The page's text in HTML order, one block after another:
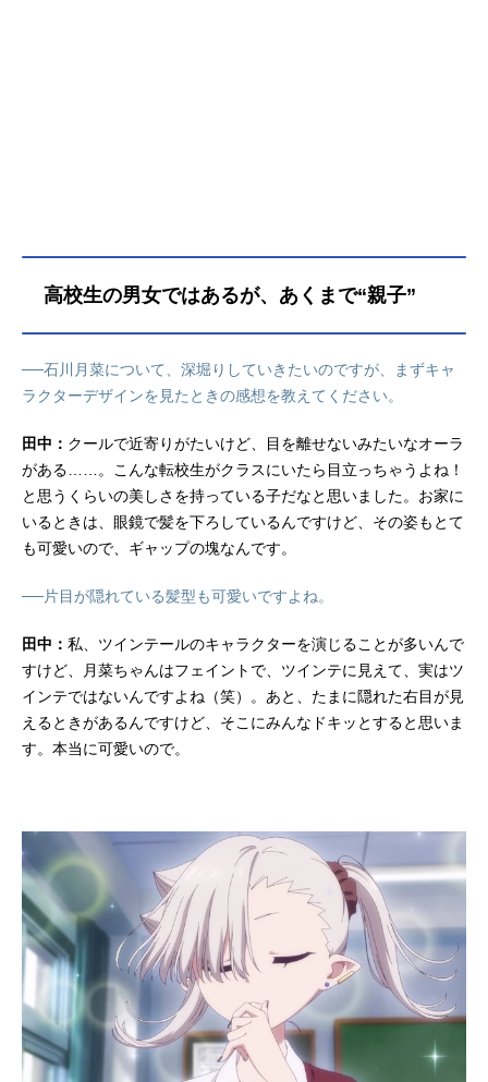
高校生の男女ではあるが、あくまで“親子”
──石川月菜について、深堀りしていきたいのですが、まずキャ
ラクターデザインを見たときの感想を教えてください。
田中： クールで近寄りがたいけど、目を離せないみたいなオーラ
がある……。こんな転校生がクラスにいたら目立っちゃうよね！
と思うくらいの美しさを持っている子だなと思いました。お家に
いるときは、眼鏡で髪を下ろしているんですけど、その姿もとて
も可愛いので、ギャップの塊なんです。
──片目が隠れている髪型も可愛いですよね。
田中： 私、ツインテールのキャラクターを演じることが多いんで
すけど、月菜ちゃんはフェイントで、ツインテに見えて、実はツ
インテではないんですよね（笑）。あと、たまに隠れた右目が見
えるときがあるんですけど、そこにみんなドキッとすると思いま
す。本当に可愛いので。